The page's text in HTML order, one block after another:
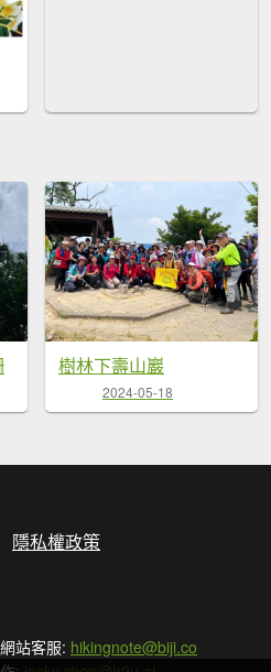
樹林下壽山巖
2024-05-18
隱私權政策
站客服: hikingnote@biji.co